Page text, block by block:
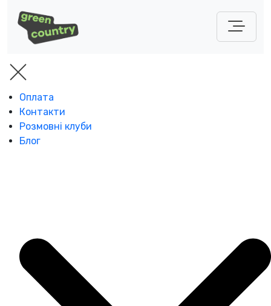
Оплата
Контакти
Розмовні клуби
Блог